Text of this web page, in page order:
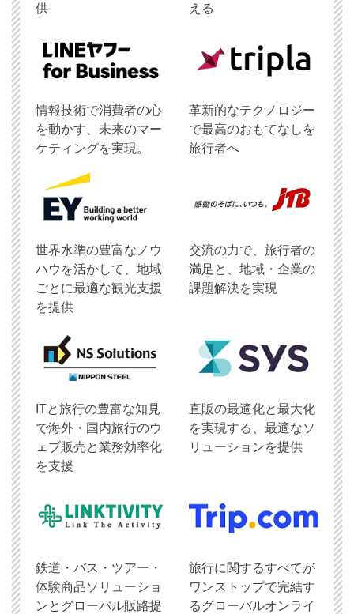
供 える
情報技術で消費者の心
を動かす、未来のマー
ケティングを実現。
革新的なテクノロジー
で最高のおもてなしを
旅行者へ
世界水準の豊富なノウ
ハウを活かして、地域
ごとに最適な観光支援
を提供
交流の力で、旅行者の
満足と、地域・企業の
課題解決を実現
ITと旅行の豊富な知見
で海外・国内旅行のウ
ェブ販売と業務効率化
を支援
直販の最適化と最大化
を実現する、最適なソ
リューションを提供
鉄道・バス・ツアー・
体験商品ソリューショ
ンとグローバル販路提
旅行に関するすべてが
ワンストップで完結す
るグローバルオンライ